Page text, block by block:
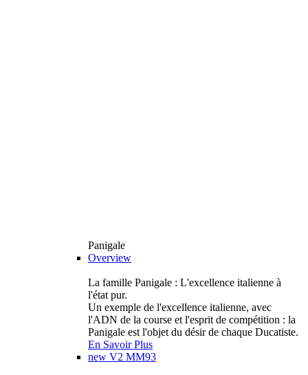
Panigale
Overview
La famille Panigale : L'excellence italienne à
l'état pur.
Un exemple de l'excellence italienne, avec
l'ADN de la course et l'esprit de compétition : la
Panigale est l'objet du désir de chaque Ducatiste.
En Savoir Plus
new V2 MM93